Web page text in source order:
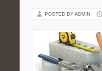
POSTED BY ADMIN